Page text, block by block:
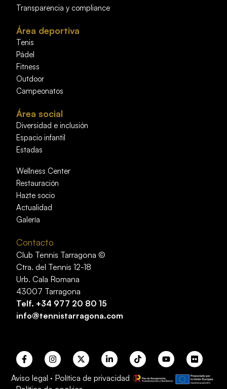
Transparencia y compliance
Área deportiva
Tenis
Pádel
Fitness
Outdoor
Campeonatos
Área social
Diversidad e inclusión
Espacio infantil
Estadas
Wellness Center
Restauración
Hazte socio
Actualidad
Galería
Contacto
Club Tennis Tarragona ©
Ctra. del Tennis 12-18
Urb. Cala Romana
43007 Tarragona
Telf. +34 977 20 80 15
info@tennistarragona.com
Aviso legal · Política de privacidad